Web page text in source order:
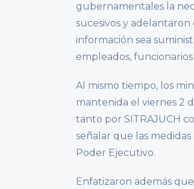
gubernamentales la
sucesivos y
información sea
empleados,
Al mismo tiempo, los
mantenida el viernes 2
tanto por SITRAJUCH
señalar que las
Poder Ejecutivo.
Enfatizaron además